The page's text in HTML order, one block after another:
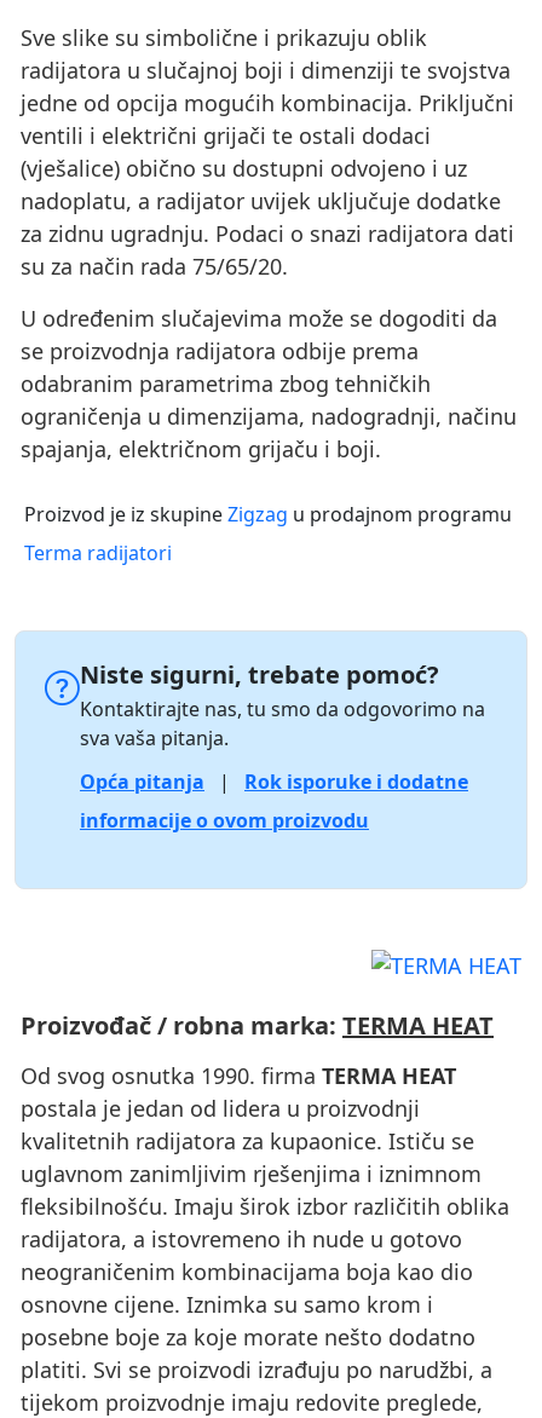
Sve slike su simbolične i prikazuju oblik
radijatora u slučajnoj boji i dimenziji te svojstva
jedne od opcija mogućih kombinacija. Priključni
ventili i električni grijači te ostali dodaci
(vješalice) obično su dostupni odvojeno i uz
nadoplatu, a radijator uvijek uključuje dodatke
za zidnu ugradnju. Podaci o snazi ​​radijatora dati
su za način rada 75/65/20.
U određenim slučajevima može se dogoditi da
se proizvodnja radijatora odbije prema
odabranim parametrima zbog tehničkih
ograničenja u dimenzijama, nadogradnji, načinu
spajanja, električnom grijaču i boji.
Proizvod je iz skupineZigzag u prodajnom programu
Terma radijatori
Niste sigurni, trebate pomoć?
Kontaktirajte nas, tu smo da odgovorimo na
sva vaša pitanja.
Opća pitanja
|
Rok isporuke i dodatne
informacije o ovom proizvodu
Proizvođač / robna marka: TERMA HEAT
Od svog osnutka 1990. firma TERMA HEAT
postala je jedan od lidera u proizvodnji
kvalitetnih radijatora za kupaonice. Ističu se
uglavnom zanimljivim rješenjima i iznimnom
fleksibilnošću. Imaju širok izbor različitih oblika
radijatora, a istovremeno ih nude u gotovo
neograničenim kombinacijama boja kao dio
osnovne cijene. Iznimka su samo krom i
posebne boje za koje morate nešto dodatno
platiti. Svi se proizvodi izrađuju po narudžbi, a
tijekom proizvodnje imaju redovite preglede,